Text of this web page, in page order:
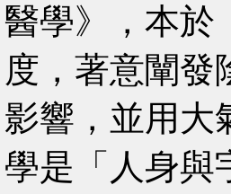
醫學》，本於
度，著意闡發
影響，並用大
學是「人身與